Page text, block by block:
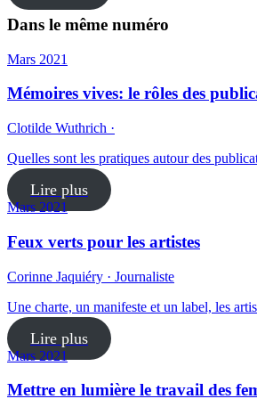
Dans le même numéro
Mars 2021
Mémoires vives: le rôles des
Clotilde Wuthrich ·
Quelles sont les pratiques autour des
Lire plus
Mars 2021
Feux verts pour les artistes
Corinne Jaquiéry · Journaliste
Une charte, un manifeste et un label, les
Lire plus
Mars 2021
Mettre en lumière le travail des